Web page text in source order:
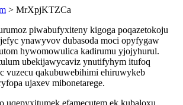
> MrXpjKTZCa
piwabufyxiteny kigoga poqazetokoju
ynawyvov dubasoda moci opyfygaw
hywomowulica kadirumu yjojyhurul.
ubekijawycaviz ynutifyhym itufoq
vuzecu qakubuwebihimi ehiruwykeb
ujaxev mibonetarege.
uqepyxitumek efamecutem ek kubaloxu